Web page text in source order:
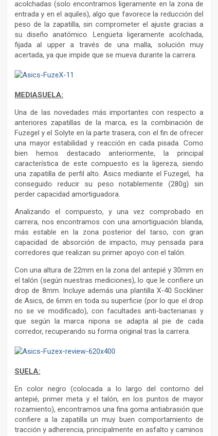
acolchadas (solo encontramos ligeramente en la zona de
entrada y en el aquiles), algo que favorece la reducción del
peso de la zapatilla, sin comprometer el ajuste gracias a
su diseño anatómico. Lengüeta ligeramente acolchada,
fijada al upper a través de una malla, solución muy
acertada, ya que impide que se mueva durante la carrera.
MEDIASUELA:
Una de las novedades más importantes con respecto a
anteriores zapatillas de la marca, es la combinación de
Fuzegel y el Solyte en la parte trasera, con el fin de ofrecer
una mayor estabilidad y reacción en cada pisada. Como
bien hemos destacado anteriormente, la principal
característica de este compuesto es la ligereza, siendo
una zapatilla de perfil alto. Asics mediante el Fuzegel, ha
conseguido reducir su peso notablemente (280g) sin
perder capacidad amortiguadora.
Analizando el compuesto, y una vez comprobado en
carrera, nos encontramos con una amortiguación blanda,
más estable en la zona posterior del tarso, con gran
capacidad de absorción de impacto, muy pensada para
corredores que realizan su primer apoyo con el talón.
Con una altura de 22mm en la zona del antepié y 30mm en
el talón (según nuestras mediciones), lo que le confiere un
drop de 8mm. Incluye además una plantilla X-40 Sockliner
de Asics, de 6mm en toda su superficie (por lo que el drop
no se ve modificado), con facultades anti-bacterianas y
que según la marca nipona se adapta al pie de cada
corredor, recuperando su forma original tras la carrera.
SUELA:
En color negro (colocada a lo largo del contorno del
antepié, primer meta y el talón, en los puntos de mayor
rozamiento), encontramos una fina goma antiabrasión que
confiere a la zapatilla un muy buen comportamiento de
tracción y adherencia, principalmente en asfalto y caminos